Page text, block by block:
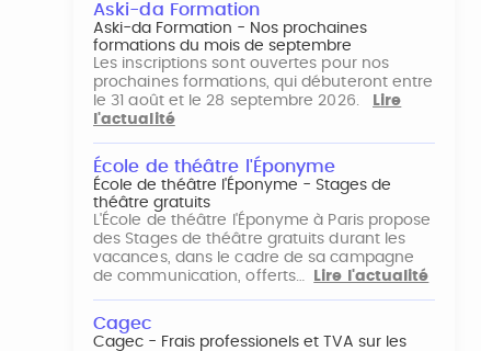
Aski-da Formation
Aski-da Formation - Nos prochaines
formations du mois de septembre
Les inscriptions sont ouvertes pour nos
prochaines formations, qui débuteront entre
le 31 août et le 28 septembre 2026.
Lire
l'actualité
École de théâtre l'Éponyme
École de théâtre l'Éponyme - Stages de
théâtre gratuits
L'École de théâtre l'Éponyme à Paris propose
des Stages de théâtre gratuits durant les
vacances, dans le cadre de sa campagne
de communication, offerts…
Lire l'actualité
Cagec
Cagec - Frais professionels et TVA sur les